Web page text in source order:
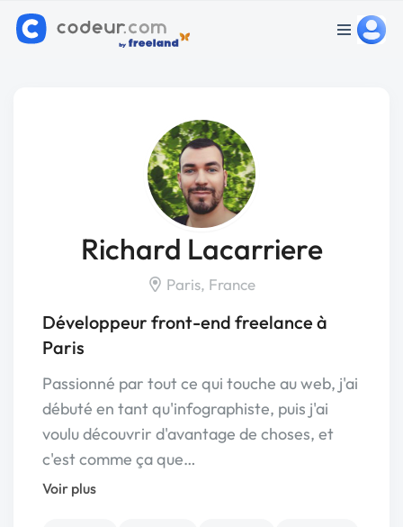
Richard Lacarriere
Paris, France
Développeur front-end freelance à
Paris
Passionné par tout ce qui touche au web, j'ai
débuté en tant qu'infographiste, puis j'ai
voulu découvrir d'avantage de choses, et
c'est comme ça que…
Voir plus